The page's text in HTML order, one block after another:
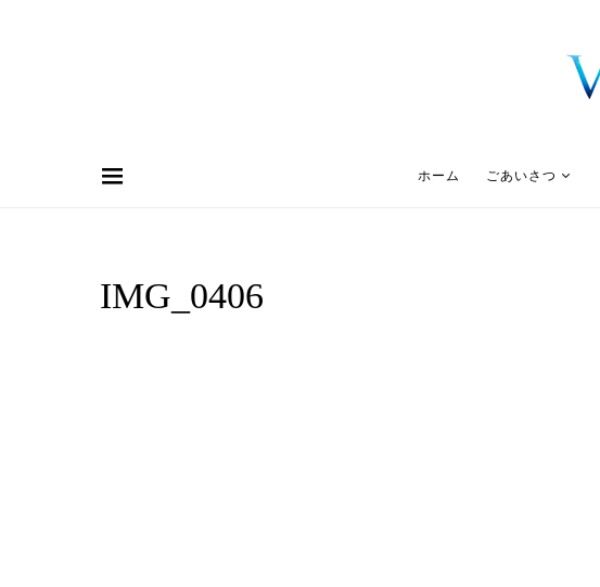
ホーム ごあいさつ
Search for:
IMG_0406